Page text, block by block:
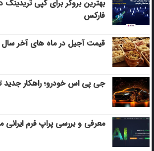
بهترین بروکر برای کپی‌ تریدینگ در
فارکس
قیمت آجیل در ماه های آخر سال
جی پی اس خودرو؛ راهکار جدید
معرفی و بررسی پراپ فرم ایرانی